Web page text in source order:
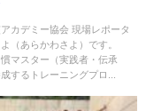
カデミー協会 現場レポータ
（あらかわさよ）です。
慣マスター（実践者・伝承
するトレーニングプロ...